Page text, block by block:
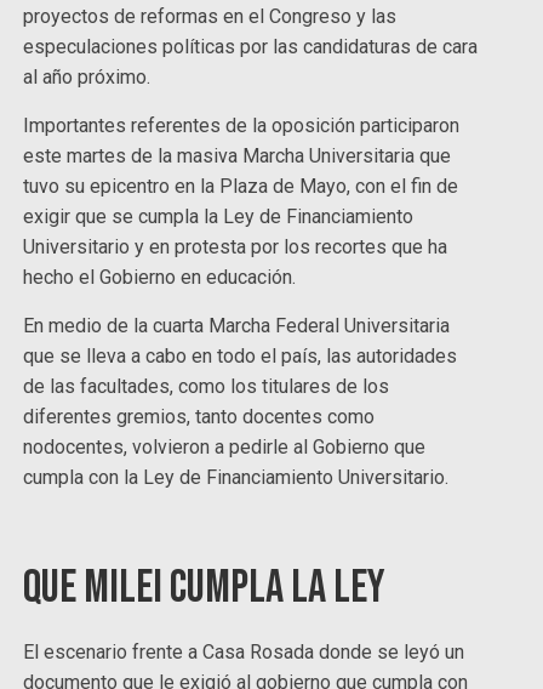
proyectos de reformas en el Congreso y las
especulaciones políticas por las candidaturas de cara
al año próximo.
Importantes referentes de la oposición participaron
este martes de la masiva Marcha Universitaria que
tuvo su epicentro en la Plaza de Mayo, con el fin de
exigir que se cumpla la Ley de Financiamiento
Universitario y en protesta por los recortes que ha
hecho el Gobierno en educación.
En medio de la cuarta Marcha Federal Universitaria
que se lleva a cabo en todo el país, las autoridades
de las facultades, como los titulares de los
diferentes gremios, tanto docentes como
nodocentes, volvieron a pedirle al Gobierno que
cumpla con la Ley de Financiamiento Universitario.
Que Milei cumpla la ley
El escenario frente a Casa Rosada donde se leyó un
documento que le exigió al gobierno que cumpla con